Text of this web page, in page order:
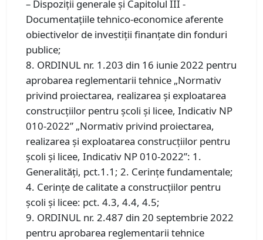
– Dispoziții generale și Capitolul III -
Documentaţiile tehnico-economice aferente
obiectivelor de investiţii finanţate din fonduri
publice;
8. ORDINUL nr. 1.203 din 16 iunie 2022 pentru
aprobarea reglementarii tehnice „Normativ
privind proiectarea, realizarea şi exploatarea
construcţiilor pentru şcoli şi licee, Indicativ NP
010-2022” „Normativ privind proiectarea,
realizarea şi exploatarea construcţiilor pentru
şcoli şi licee, Indicativ NP 010-2022”: 1.
Generalități, pct.1.1; 2. Cerințe fundamentale;
4. Cerințe de calitate a construcțiilor pentru
școli și licee: pct. 4.3, 4.4, 4.5;
9. ORDINUL nr. 2.487 din 20 septembrie 2022
pentru aprobarea reglementarii tehnice